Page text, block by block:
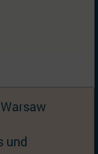
Partner
und